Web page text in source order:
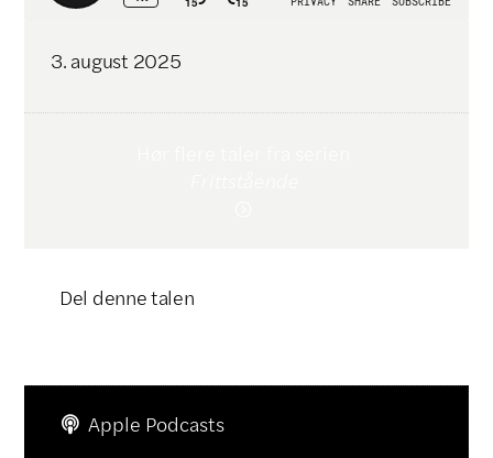
3. august 2025
Del denne talen
 Apple Podcasts